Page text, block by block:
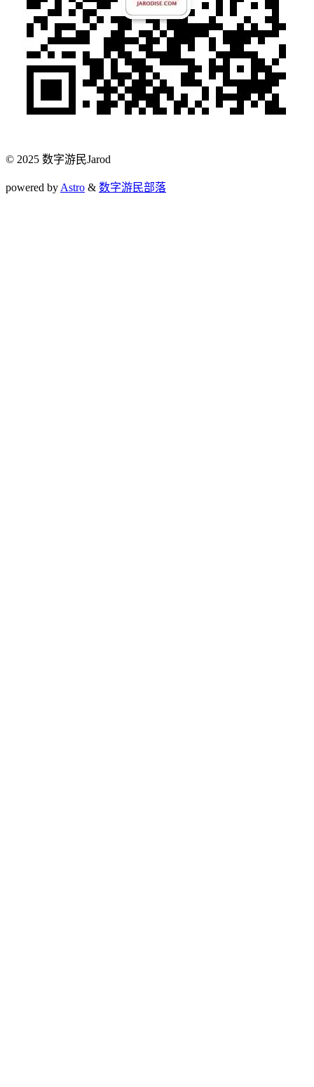
© 2025 数字游民Jarod
powered by Astro & 数字游民部落